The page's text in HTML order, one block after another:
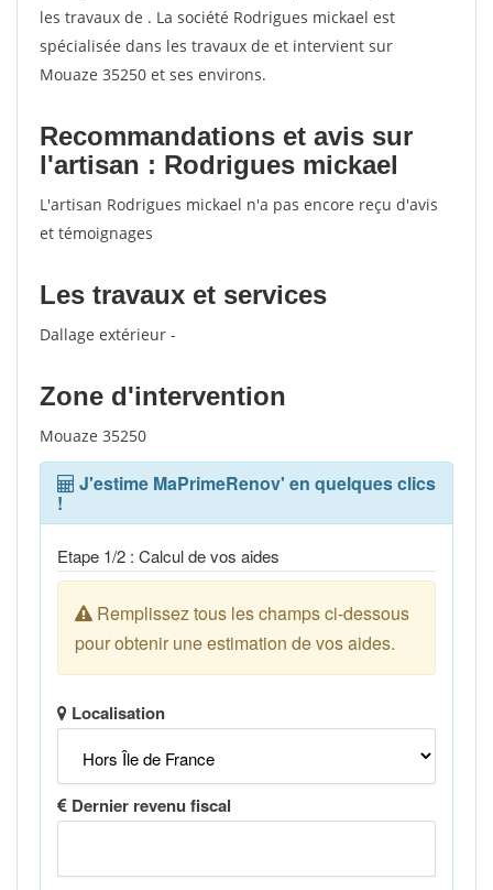
les travaux de . La société Rodrigues mickael est
spécialisée dans les travaux de et intervient sur
Mouaze 35250 et ses environs.
Recommandations et avis sur
l'artisan : Rodrigues mickael
L'artisan Rodrigues mickael n'a pas encore reçu d'avis
et témoignages
Les travaux et services
Dallage extérieur -
Zone d'intervention
Mouaze 35250